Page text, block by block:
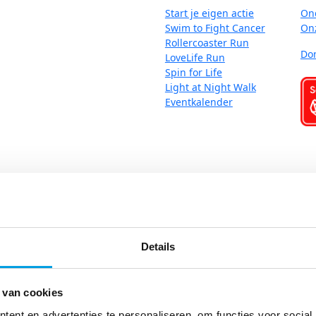
Details
cookies
Start je eigen actie
Swim to Fight Cancer
Rollercoaster Run
LoveLife Run
Spin for Life
Light at Night Walk
Eventkalender
Kom in actie